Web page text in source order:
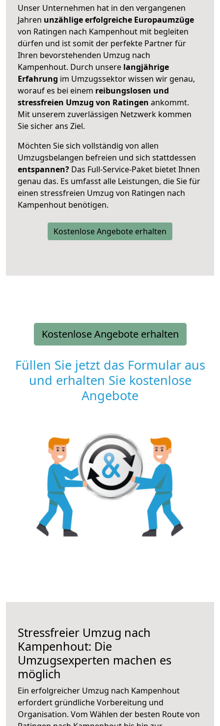
Unser Unternehmen hat in den vergangenen
Jahren unzählige erfolgreiche Europaumzüge
von Ratingen nach Kampenhout mit begleiten
dürfen und ist somit der perfekte Partner für
Ihren bevorstehenden Umzug nach
Kampenhout. Durch unsere langjährige
Erfahrung im Umzugssektor wissen wir genau,
worauf es bei einem reibungslosen und
stressfreien Umzug von Ratingen ankommt.
Mit unserem zuverlässigen Netzwerk kommen
Sie sicher ans Ziel.
Möchten Sie sich vollständig von allen
Umzugsbelangen befreien und sich stattdessen
entspannen? Das Full-Service-Paket bietet Ihnen
genau das. Es umfasst alle Leistungen, die Sie für
einen stressfreien Umzug von Ratingen nach
Kampenhout benötigen.
Kostenlose Angebote erhalten
Kostenlose Angebote erhalten
Füllen Sie jetzt das Formular aus
und erhalten Sie kostenlose
Angebote
Stressfreier Umzug nach
Kampenhout: Die
Umzugsexperten machen es
möglich
Ein erfolgreicher Umzug nach Kampenhout
erfordert gründliche Vorbereitung und
Organisation. Vom Wählen der besten Route von